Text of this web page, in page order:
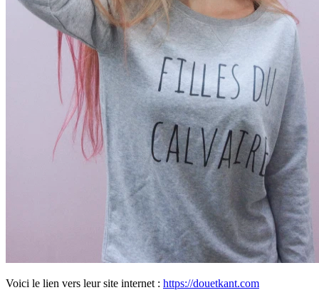
Voici le lien vers leur site internet : https://douetkant.com